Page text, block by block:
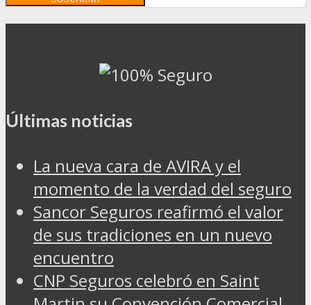
Últimas noticias
La nueva cara de AVIRA y el
momento de la verdad del seguro
Sancor Seguros reafirmó el valor
de sus tradiciones en un nuevo
encuentro
CNP Seguros celebró en Saint